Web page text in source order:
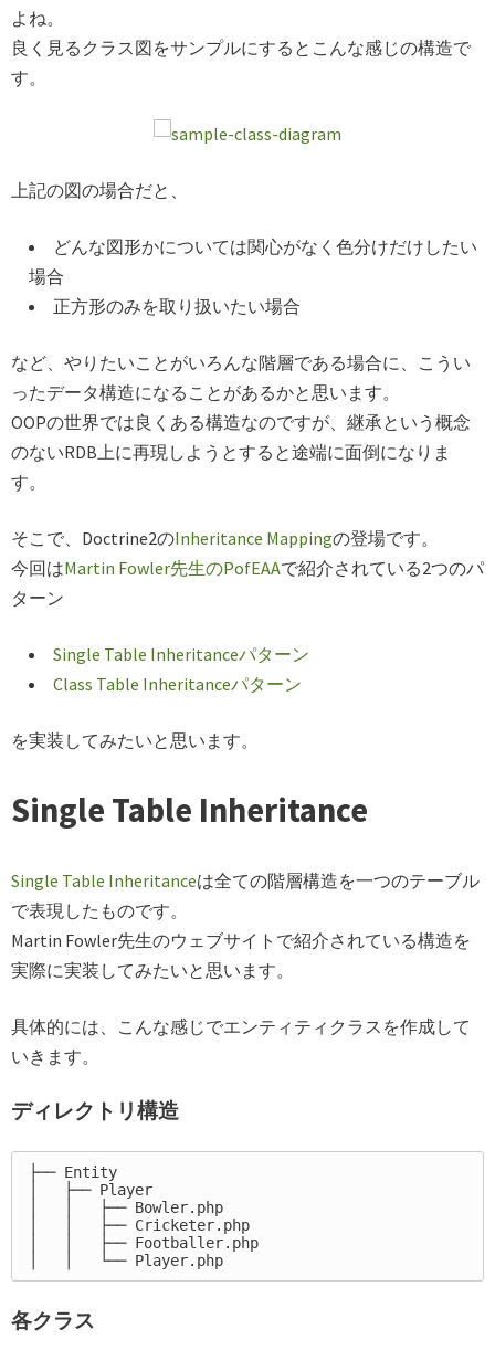
よね。
良く見るクラス図をサンプルにするとこんな感じの構造で
す。
上記の図の場合だと、
どんな図形かについては関心がなく色分けだけしたい
場合
正方形のみを取り扱いたい場合
など、やりたいことがいろんな階層である場合に、こうい
ったデータ構造になることがあるかと思います。
OOPの世界では良くある構造なのですが、継承という概念
のないRDB上に再現しようとすると途端に面倒になりま
す。
そこで、Doctrine2のInheritance Mappingの登場です。
今回はMartin Fowler先生のPofEAAで紹介されている2つのパ
ターン
Single Table Inheritanceパターン
Class Table Inheritanceパターン
を実装してみたいと思います。
Single Table Inheritance
Single Table Inheritanceは全ての階層構造を一つのテーブル
で表現したものです。
Martin Fowler先生のウェブサイトで紹介されている構造を
実際に実装してみたいと思います。
具体的には、こんな感じでエンティティクラスを作成して
いきます。
ディレクトリ構造
├── Entity
│   ├── Player
│   │   ├── Bowler.php
│   │   ├── Cricketer.php
│   │   ├── Footballer.php
各クラス